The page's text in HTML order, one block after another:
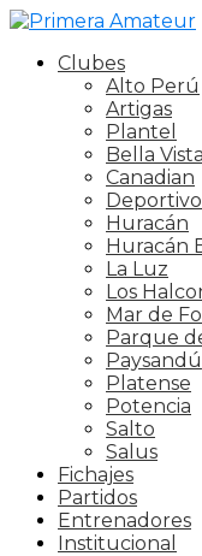
Clubes
Alto Perú
Artigas
Plantel
Bella Vista
Canadian
Huracán
Huracán
La Luz
Los
Mar de
Parque
Paysandú
Platense
Potencia
Salto
Salus
Fichajes
Partidos
Entrenadores
Institucional